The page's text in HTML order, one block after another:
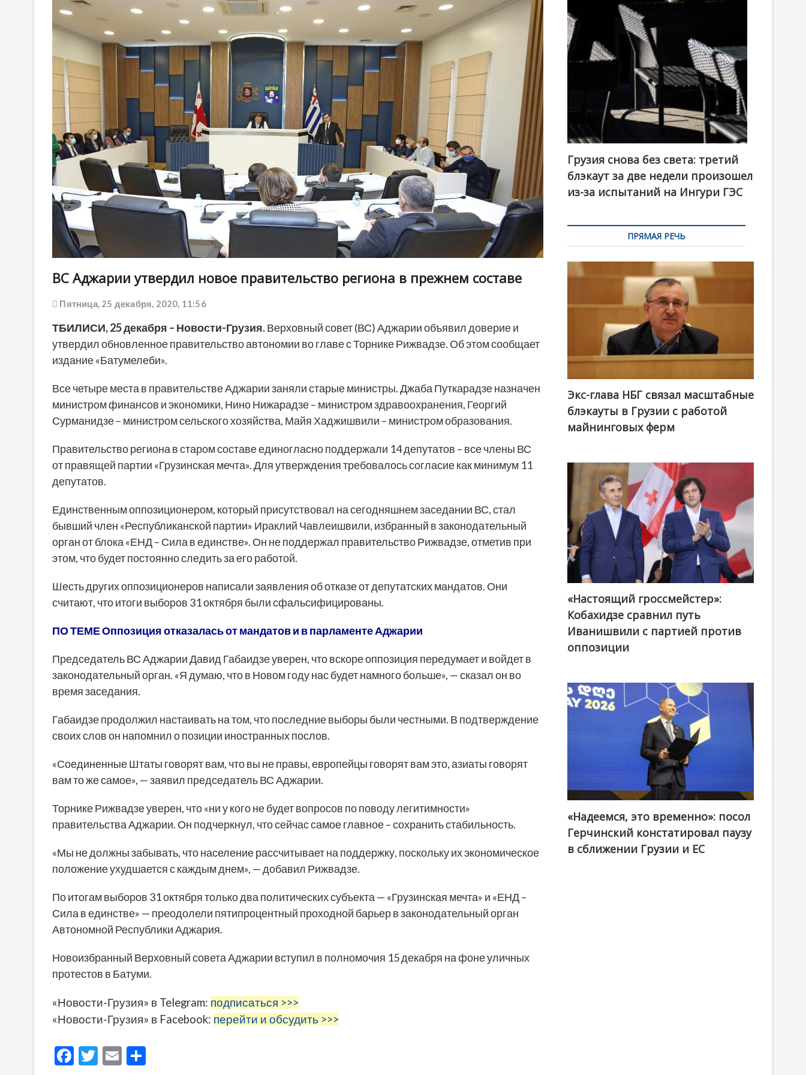
ВС Аджарии утвердил новое правительство региона в прежнем составе
Пятница, 25 декабря, 2020, 11:56
ТБИЛИСИ, 25 декабря – Новости-Грузия.Верховный совет (ВС) Аджарии объявил доверие и
утвердил обновленное правительство автономии во главе с Торнике Рижвадзе. Об этом сообщает
издание «Батумелеби».
Все четыре места в правительстве Аджарии заняли старые министры. Джаба Путкарадзе назначен
министром финансов и экономики, Нино Нижарадзе – министром здравоохранения, Георгий
Сурманидзе – министром сельского хозяйства, Майя Хаджишвили – министром образования.
Правительство региона в старом составе единогласно поддержали 14 депутатов – все члены ВС
от правящей партии «Грузинская мечта». Для утверждения требовалось согласие как минимум 11
депутатов.
Единственным оппозиционером, который присутствовал на сегодняшнем заседании ВС, стал
бывший член «Республиканской партии» Ираклий Чавлеишвили, избранный в законодательный
орган от блока «ЕНД – Сила в единстве». Он не поддержал правительство Рижвадзе, отметив при
этом, что будет постоянно следить за его работой.
Шесть других оппозиционеров написали заявления об отказе от депутатских мандатов. Они
считают, что итоги выборов 31 октября были сфальсифицированы.
ПО ТЕМЕ Оппозиция отказалась от мандатов и в парламенте Аджарии
Председатель ВС Аджарии Давид Габаидзе уверен, что вскоре оппозиция передумает и войдет в
законодательный орган. «Я думаю, что в Новом году нас будет намного больше», — сказал он во
время заседания.
Габаидзе продолжил настаивать на том, что последние выборы были честными. В подтверждение
своих слов он напомнил о позиции иностранных послов.
«Соединенные Штаты говорят вам, что вы не правы, европейцы говорят вам это, азиаты говорят
вам то же самое», — заявил председатель ВС Аджарии.
Торнике Рижвадзе уверен, что «ни у кого не будет вопросов по поводу легитимности»
правительства Аджарии. Он подчеркнул, что сейчас самое главное – сохранить стабильность.
«Мы не должны забывать, что население рассчитывает на поддержку, поскольку их экономическое
положение ухудшается с каждым днем», — добавил Рижвадзе.
По итогам выборов 31 октября только два политических субъекта — «Грузинская мечта» и «ЕНД –
Сила в единстве» — преодолели пятипроцентный проходной барьер в законодательный орган
Автономной Республики Аджария.
Новоизбранный Верховный совета Аджарии вступил в полномочия 15 декабря на фоне уличных
протестов в Батуми.
«Новости-Грузия» в Telegram: подписаться >>>
«Новости-Грузия» в Facebook: перейти и обсудить >>>
F
T
E
Грузия снова без света: третий
блэкаут за две недели произошел
из-за испытаний на Ингури ГЭС
ПРЯМАЯ РЕЧЬ
Экс-глава НБГ связал масштабные
блэкауты в Грузии с работой
майнинговых ферм
@ქართული ოცნება / Georgian Dream
«Настоящий гроссмейстер»:
Кобахидзе сравнил путь
Иванишвили с партией против
оппозиции
«Надеемся, это временно»: посол
Герчинский констатировал паузу
в сближении Грузии и ЕС